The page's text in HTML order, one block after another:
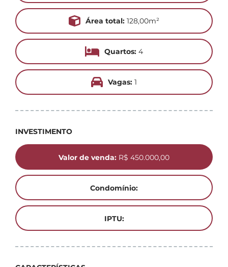
Área total: 128,00m²
Quartos: 4
Vagas: 1
INVESTIMENTO
Valor de venda: R$ 450.000,00
Condomínio:
IPTU: